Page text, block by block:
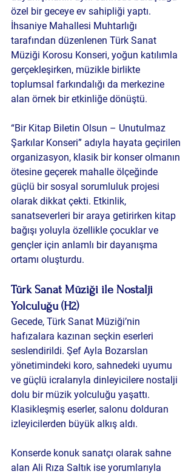
özel bir geceye ev sahipliği yaptı.
İhsaniye Mahallesi Muhtarlığı
tarafından düzenlenen Türk Sanat
Müziği Korosu Konseri, yoğun katılımla
gerçekleşirken, müzikle birlikte
toplumsal farkındalığı da merkezine
alan örnek bir etkinliğe dönüştü.
“Bir Kitap Biletin Olsun – Unutulmaz
Şarkılar Konseri” adıyla hayata geçirilen
organizasyon, klasik bir konser olmanın
ötesine geçerek mahalle ölçeğinde
güçlü bir sosyal sorumluluk projesi
olarak dikkat çekti. Etkinlik,
sanatseverleri bir araya getirirken kitap
bağışı yoluyla özellikle çocuklar ve
gençler için anlamlı bir dayanışma
ortamı oluşturdu.
Türk Sanat Müziği ile Nostalji
Yolculuğu (H2)
Gecede, Türk Sanat Müziği’nin
hafızalara kazınan seçkin eserleri
seslendirildi. Şef Ayla Bozarslan
yönetimindeki koro, sahnedeki uyumu
ve güçlü icralarıyla dinleyicilere nostalji
dolu bir müzik yolculuğu yaşattı.
Klasikleşmiş eserler, salonu dolduran
izleyicilerden büyük alkış aldı.
Konserde konuk sanatçı olarak sahne
alan Ali Rıza Saltık ise yorumlarıyla